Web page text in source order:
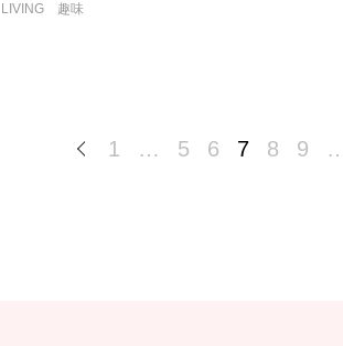
LIVING
趣味
1 … 5 6 7 8 9